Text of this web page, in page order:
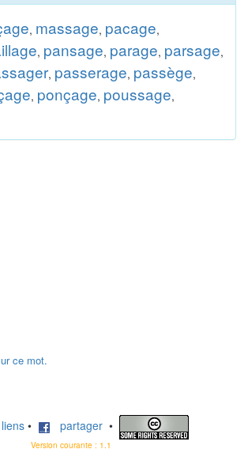
, massage, pacage,
, pansage, parage, parsage,
, passerage, passège,
, ponçage, poussage,
ce mot.
liens • partager •
Version courante : 1.1